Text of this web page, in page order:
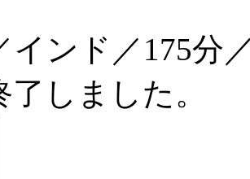
インド／175分
了しました。